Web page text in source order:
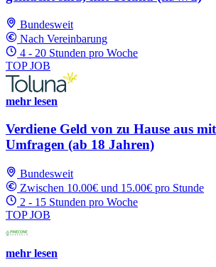
Bundesweit
Nach Vereinbarung
4 - 20 Stunden pro Woche
TOP JOB
mehr lesen
Verdiene Geld von zu Hause aus
Umfragen (ab 18 Jahren)
Bundesweit
Zwischen 10.00€ und 15.00€ pro Stunde
2 - 15 Stunden pro Woche
TOP JOB
mehr lesen